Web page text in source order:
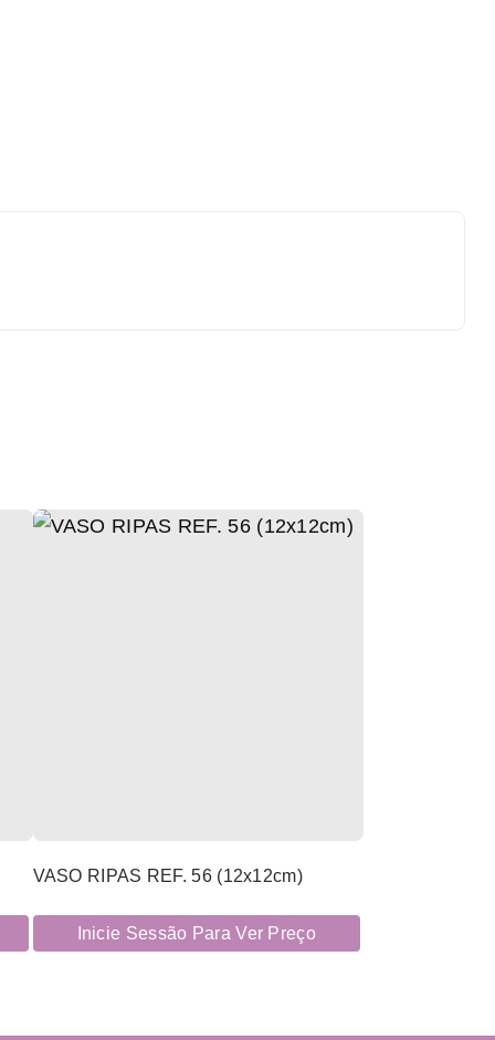
VASO RIPAS REF. 56 (12x12cm)
Inicie Sessão Para Ver Preço